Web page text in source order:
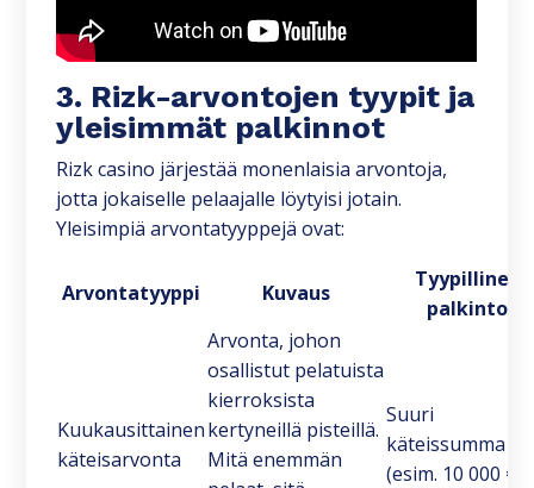
3. Rizk-arvontojen tyypit ja
yleisimmät palkinnot
Rizk casino järjestää monenlaisia arvontoja,
jotta jokaiselle pelaajalle löytyisi jotain.
Yleisimpiä arvontatyyppejä ovat:
Arvontatyyppi Kuvaus
Tyypillinen
palkinto
Kuukausittainen
käteisarvonta
Arvonta, johon
osallistut pelatuista
kierroksista
kertyneillä pisteillä.
Mitä enemmän
Suuri
käteissumma
(esim. 10 000 €)